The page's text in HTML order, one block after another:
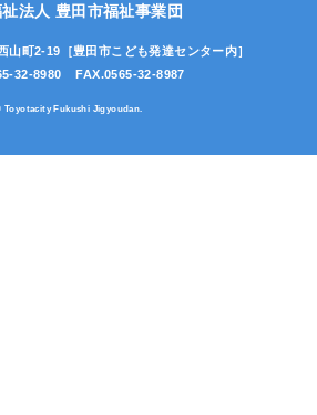
法人 豊田市福祉事業団
山町2-19 ［豊田市こども発達センター内］
32-8980
FAX.0565-32-8987
Toyotacity Fukushi Jigyoudan.